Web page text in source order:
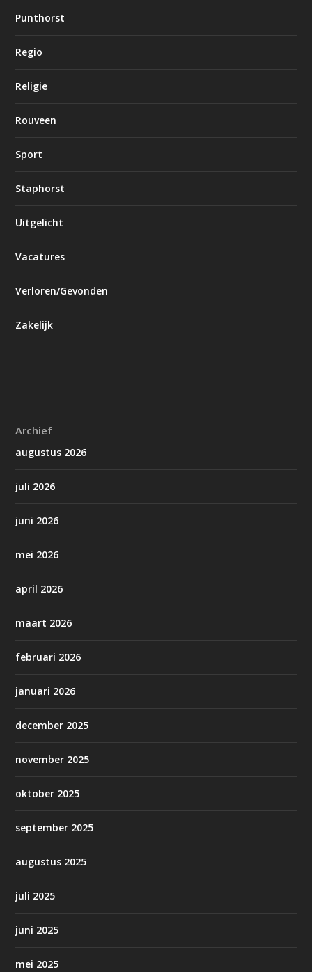
Punthorst
Regio
Religie
Rouveen
Sport
Staphorst
Uitgelicht
Vacatures
Verloren/Gevonden
Zakelijk
Archief
augustus 2026
juli 2026
juni 2026
mei 2026
april 2026
maart 2026
februari 2026
januari 2026
december 2025
november 2025
oktober 2025
september 2025
augustus 2025
juli 2025
juni 2025
mei 2025